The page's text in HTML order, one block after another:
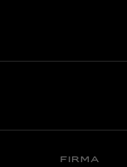
FIRMA